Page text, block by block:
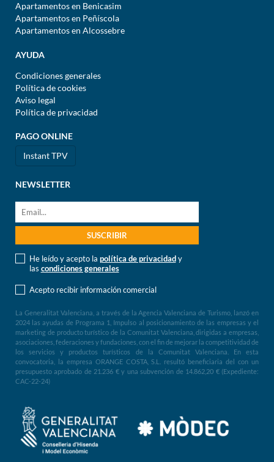
Apartamentos en Benicasim
Apartamentos en Peñíscola
Apartamentos en Alcossebre
AYUDA
Condiciones generales
Política de cookies
Aviso legal
Política de privacidad
PAGO ONLINE
Instant TPV
NEWSLETTER
He leído y acepto la política de privacidady
las condiciones generales
Acepto recibir información comercial
La Generalitat Valenciana, a través de la Agencia Valenciana de Turismo, lanzó en
2024 las ayudas de Programa 1, Impulso al posicionamiento de las empresas y el
marketing de producto turístico de la Comunitat Valenciana, dirigidas a empresas,
asociaciones, federaciones y fundaciones, con el fin de mejorar la competitividad de
los servicios y productos turísticos de la Comunitat Valenciana. En esta
convocatoria, la empresa ORANGE COSTA, S.L. resultó beneficiaria del con un
presupuesto aprobado de 21.236 € y una subvención de 14.862,20 € (Expediente:
CAC-22-24)